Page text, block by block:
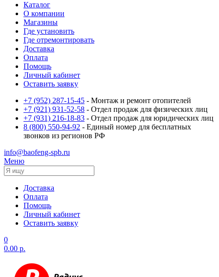
Каталог
О компании
Магазины
Где установить
Где отремонтировать
Доставка
Оплата
Помощь
Личный кабинет
Оставить заявку
+7 (952) 287-15-45 - Монтаж и ремонт отопителей
+7 (921) 931-52-58 - Отдел продаж для физических лиц
+7 (931) 216-18-83 - Отдел продаж для юридических лиц
8 (800) 550-94-92 - Единый номер для бесплатных
звонков из регионов РФ
info@baofeng-spb.ru
Меню
Доставка
Оплата
Помощь
Личный кабинет
Оставить заявку
0
0.00 р.